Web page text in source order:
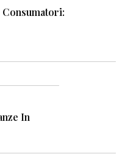
In